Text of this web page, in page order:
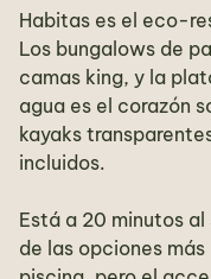
Habitas es el eco-
Los bungalows de
camas king, y la
agua es el corazón
kayaks
incluidos.
Está a 20 minutos
de las opciones